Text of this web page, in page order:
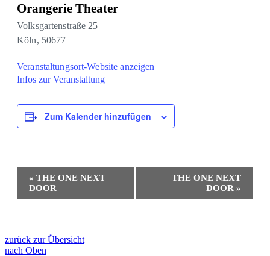
Orangerie Theater
Volksgartenstraße 25
Köln, 50677
Veranstaltungsort-Website anzeigen
Infos zur Veranstaltung
Zum Kalender hinzufügen
Veranstaltung-
Navigation
« THE ONE NEXT
DOOR
THE ONE NEXT
DOOR »
zurück zur Übersicht
nach Oben